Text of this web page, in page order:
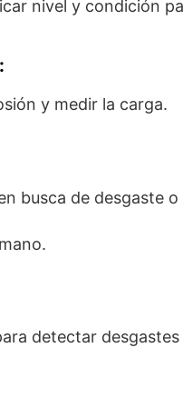
nivel y condición
y medir la carga.
busca de desgaste o
detectar